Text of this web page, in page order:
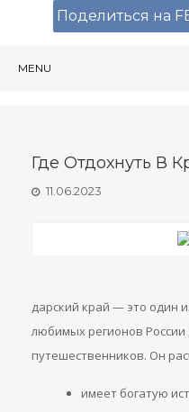
MENU
Где Отдохнуть В
11.06.2023
дарский край — это один
любимых регионов России
путешественников. Он
имеет богатую
Поделиться на